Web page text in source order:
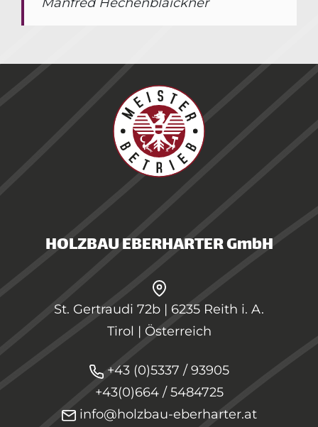
HOLZBAU EBERHARTER GmbH
St. Gertraudi 72b | 6235 Reith i. A.
Tirol | Österreich
+43 (0)5337 / 93905
+43(0)664 / 5484725
info@holzbau-eberharter.at